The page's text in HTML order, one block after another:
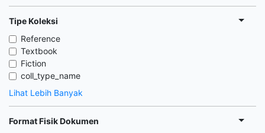
Tipe Koleksi
Reference
Textbook
Fiction
coll_type_name
Lihat Lebih Banyak
Format Fisik Dokumen